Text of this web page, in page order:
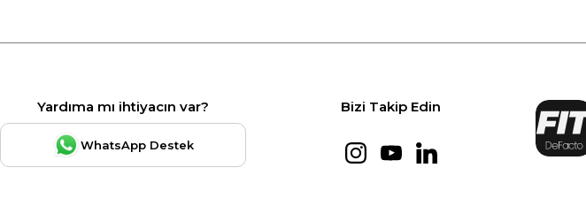
Yardıma mı ihtiyacın var?
WhatsApp Destek
Bizi Takip Edin